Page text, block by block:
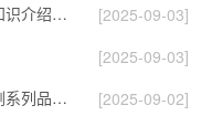
新风系统除湿怎样 新风除湿系统基本知识介绍【详解】
[2025-09-03]
[2025-09-03]
成都除湿机 成都车间除湿机安诗曼金刚系列品质安诗曼制造
[2025-09-02]